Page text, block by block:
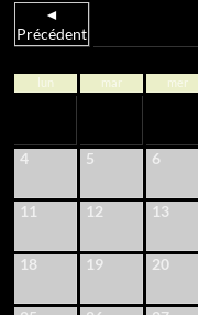
◄
Précédent
lun mar mer
4 5 6
11 12 13
18 19 20